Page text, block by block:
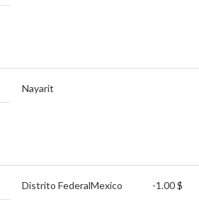
Nayarit
Distrito FederalMexico -1.00 $